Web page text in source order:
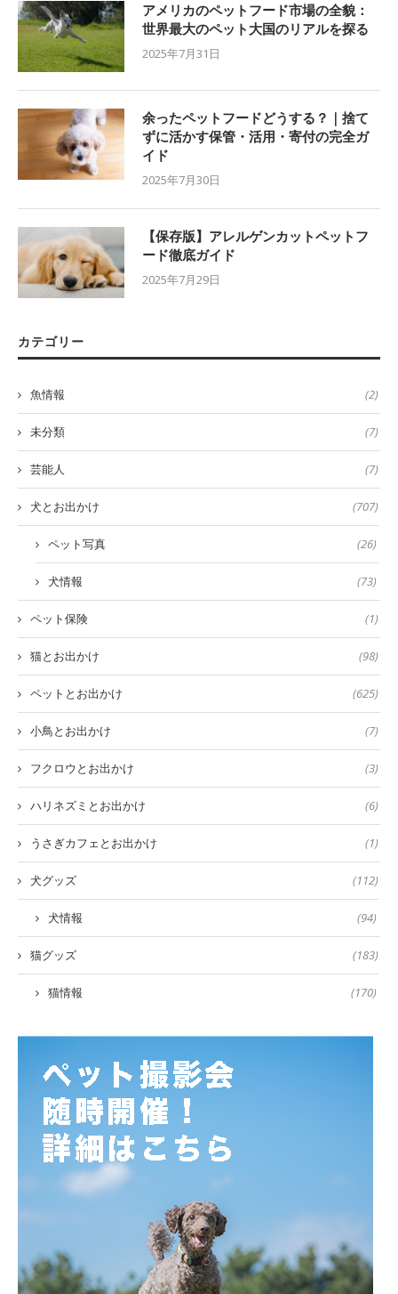
アメリカのペットフード市場の全貌：
世界最大のペット大国のリアルを探る
2025年7月31日
余ったペットフードどうする？｜捨て
ずに活かす保管・活用・寄付の完全ガ
イド
2025年7月30日
【保存版】アレルゲンカットペットフ
ード徹底ガイド
2025年7月29日
カテゴリー
魚情報 (2)
未分類 (7)
芸能人 (7)
犬とお出かけ (707)
ペット写真 (26)
犬情報 (73)
ペット保険 (1)
猫とお出かけ (98)
ペットとお出かけ (625)
小鳥とお出かけ (7)
フクロウとお出かけ (3)
ハリネズミとお出かけ (6)
うさぎカフェとお出かけ (1)
犬グッズ (112)
犬情報 (94)
猫グッズ (183)
猫情報 (170)